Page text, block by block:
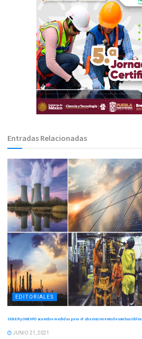
Entradas Relacionadas
EDITORIALES
SENER y ONEXPO acuerdan medidas para el abastecimiento de combustibles
JUNIO 21, 2021